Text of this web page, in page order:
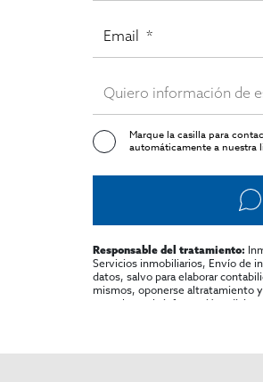
Marque la casilla para
automáticamente a nuestra
Responsable del tratamiento:
Servicios inmobiliarios, Envío de
datos, salvo para elaborar
mismos, oponerse altratamiento
consultarse la información